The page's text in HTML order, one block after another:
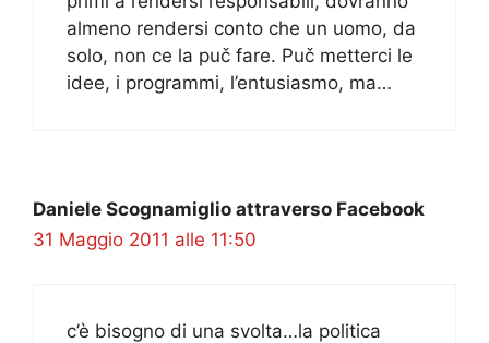
almeno rendersi conto che un uomo, da
solo, non ce la puč fare. Puč metterci le
idee, i programmi, l’entusiasmo, ma…
Daniele Scognamiglio attraverso Facebook
31 Maggio 2011 alle 11:50
c’è bisogno di una svolta…la politica